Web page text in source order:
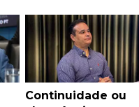
Continuidade ou